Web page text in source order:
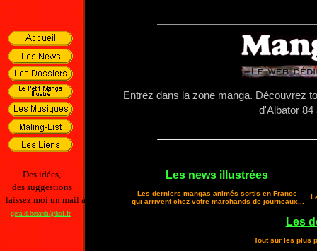
Des idées,
des suggestions
laissez moi un mail à
gerald.berardi@hol.fr
Entrez dans la zone manga. Découvrez
d'Albator 84
Les news illustrées
Les derniers mangas animés sortis en France
qui arrivent chez votre marchands de journeaux...
Les
Tout sur les plus